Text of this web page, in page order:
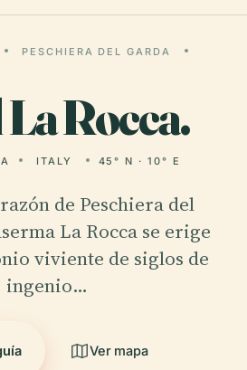
PESCHIERA DEL GARDA
Rocca.
ITALY 45° N · 10° E
de Peschiera del
La Rocca se erige
viviente de siglos de
ingenio…
Ver mapa